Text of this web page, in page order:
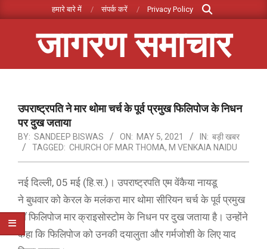
to
हमारे बारे में संपर्क करें Privacy Policy
Search
जागरण समाचार
Menuउपराष्ट्रपति ने मार थोमा चर्च के पूर्व प्रमुख फिलिपोज के निधन
पर दुख जताया
BY: SANDEEP BISWAS ON: MAY 5, 2021 IN: बड़ी खबर
TAGGED: CHURCH OF MAR THOMA, M VENKAIA NAIDU
नई दिल्ली, 05 मई (हि.स.)। उपराष्ट्रपति एम वेंकैया नायडू
ने बुधवार को केरल के मलंकरा मार थोमा सीरियन चर्च के पूर्व प्रमुख
डॉ फिलिपोज मार क्राइसोस्टोम के निधन पर दुख जताया है। उन्होंने
कहा कि फिलिपोज को उनकी दयालुता और गर्मजोशी के लिए याद